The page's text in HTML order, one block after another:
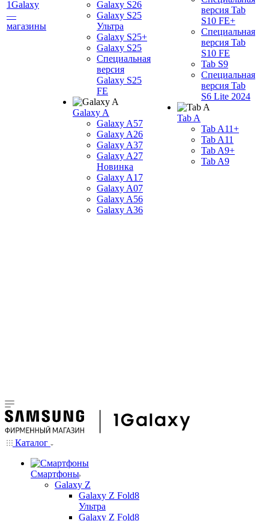
1Galaxy
—
магазины
Galaxy S26
Galaxy S25
Ультра
Galaxy S25+
Galaxy S25
Специальная
версия
Galaxy S25
FE
Galaxy A
Galaxy A57
Galaxy A26
Galaxy A37
Galaxy A27
Новинка
Galaxy A17
Galaxy A07
Galaxy A56
Galaxy A36
версия Tab
S10 FE+
Специальная
версия Tab
S10 FE
Tab S9
Специальная
версия Tab
S6 Lite 2024
Tab A
Tab A11+
Tab A11
Tab A9+
Tab A9
Каталог
Смартфоны
Galaxy Z
Galaxy Z Fold8
Ультра
Galaxy Z Fold8